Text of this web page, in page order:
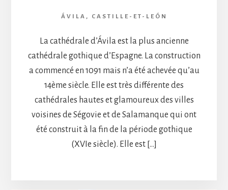
ÁVILA , CASTILLE-ET-LEÓN
La cathédrale d’Ávila est la plus ancienne
cathédrale gothique d’Espagne. La construction
a commencé en 1091 mais n’a été achevée qu’au
14ème siècle. Elle est très différente des
cathédrales hautes et glamoureux des villes
voisines de Ségovie et de Salamanque qui ont
été construit à la fin de la période gothique
(XVIe siècle). Elle est […]